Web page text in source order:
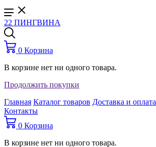
22 ПИНГВИНА
0 Корзина
В корзине нет ни одного товара.
Продолжить покупки
Главная Каталог товаров Доставка и оплата
Контакты
0 Корзина
В корзине нет ни одного товара.